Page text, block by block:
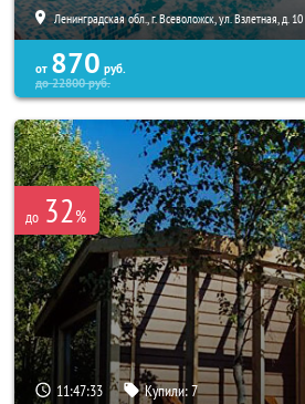
Ленинградская обл., г. Всеволожск, ул. Взлетная, д. 10
от 870 руб.
до22800руб.
до 32%
11:47:31 Купили:7